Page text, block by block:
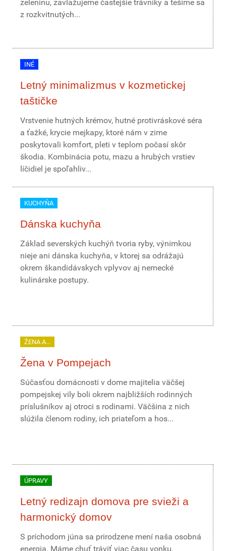
zeleninu, zavlažujeme častejšie trávniky a tešíme sa
z rozkvitnutých...
INÉ
Letný minimalizmus v kozmetickej
taštičke
Vrstvenie hutných krémov, hutné protivráskové séra
a ťažké, krycie mejkapy, ktoré nám v zime
poskytovali komfort, pleti v teplom počasí skôr
škodia. Kombinácia potu, mazu a hrubých vrstiev
líčidiel je spoľahliv...
KUCHYŇA
Dánska kuchyňa
Základ severských kuchýň tvoria ryby, výnimkou
nieje ani dánska kuchyňa, v ktorej sa odrážajú
okrem škandidávskych vplyvov aj nemecké
kulinárske postupy.
ŽENA A...
Žena v Pompejach
Súčasťou domácnosti v dome majitelia väčšej
pompejskej vily boli okrem najbližších rodinných
príslušníkov aj otroci s rodinami. Väčšina z nich
slúžila členom rodiny, ich priateľom a hos...
ÚPRAVY
Letný redizajn domova pre svieži a
harmonický domov
S príchodom júna sa prirodzene mení naša osobná
energia. Máme chuť tráviť viac času vonku,